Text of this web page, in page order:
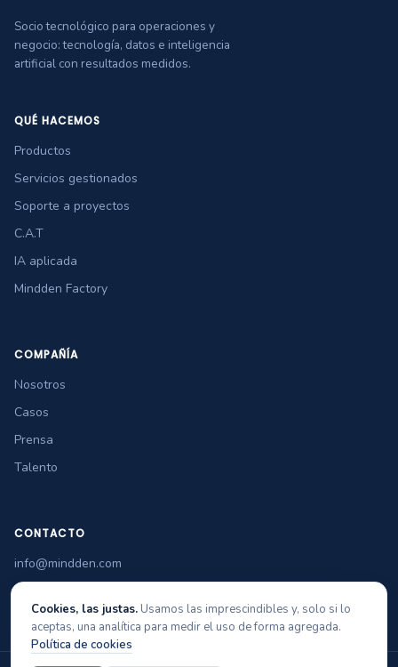
Socio tecnológico para operaciones y
negocio: tecnología, datos e inteligencia
artificial con resultados medidos.
QUÉ HACEMOS
Productos
Servicios gestionados
Soporte a proyectos
C.A.T
IA aplicada
Mindden Factory
COMPAÑÍA
Nosotros
Casos
Prensa
Talento
CONTACTO
info@mindden.com
+34 965 349 770
Cookies, las justas. Usamos las imprescindibles y, solo si lo
aceptas, una analítica para medir el uso de forma agregada.
Política de cookies